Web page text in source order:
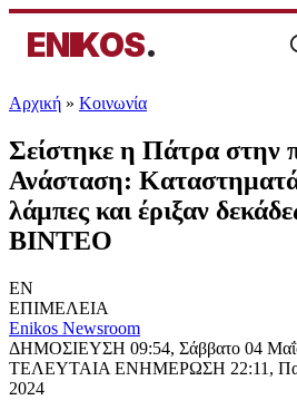
ENIKOS.
Αρχική » Κοινωνία
Σείστηκε η Πάτρα στην
Ανάσταση:
λάμπες και έριξαν
ΒΙΝΤΕΟ
EN
ΕΠΙΜΕΛΕΙΑ
Enikos Newsroom
ΔΗΜΟΣΙΕΥΣΗ 09:54, Σάββατο 04
ΤΕΛΕΥΤΑΙΑ ΕΝΗΜΕΡΩΣΗ 22:11,
2024